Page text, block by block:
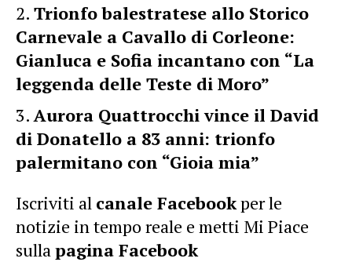
Trionfo balestratese allo Storico
Carnevale a Cavallo di Corleone:
Gianluca e Sofia incantano con “La
leggenda delle Teste di Moro”
Aurora Quattrocchi vince il David
di Donatello a 83 anni: trionfo
palermitano con “Gioia mia”
Iscriviti al canale Facebookper le
notizie in tempo reale e metti Mi Piace
sullapagina Facebook